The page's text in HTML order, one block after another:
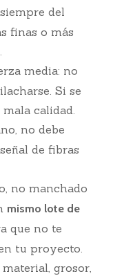
del
finas o más
media: no
Si se
calidad.
no debe
de fibras
no manchado
mismo lote de
que no te
tu proyecto.
grosor,